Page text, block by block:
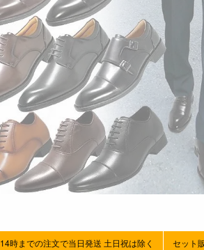
14時までの注文で当日発送 土日祝は除く セット